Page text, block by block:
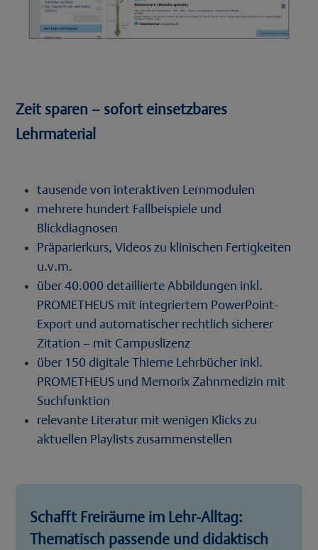
Zeit sparen – sofort einsetzbares
Lehrmaterial
tausende von interaktiven Lernmodulen
mehrere hundert Fallbeispiele und
Blickdiagnosen
Präparierkurs, Videos zu klinischen Fertigkeiten
u.v.m.
über 40.000 detaillierte Abbildungen inkl.
PROMETHEUS mit integriertem PowerPoint-
Export und automatischer rechtlich sicherer
Zitation – mit Campuslizenz
über 150 digitale Thieme Lehrbücher inkl.
PROMETHEUS und Memorix Zahnmedizin mit
Suchfunktion
relevante Literatur mit wenigen Klicks zu
aktuellen Playlists zusammenstellen
Schafft Freiräume im Lehr-Alltag:
Thematisch passende und didaktisch